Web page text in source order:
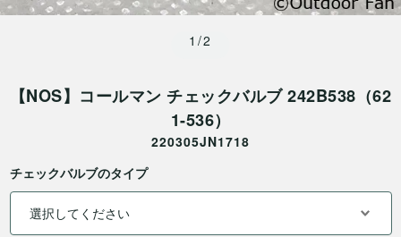
1/2
【NOS】コールマン チェックバルブ 242B538（62
1-536）
220305JN1718
チェックバルブのタイプ